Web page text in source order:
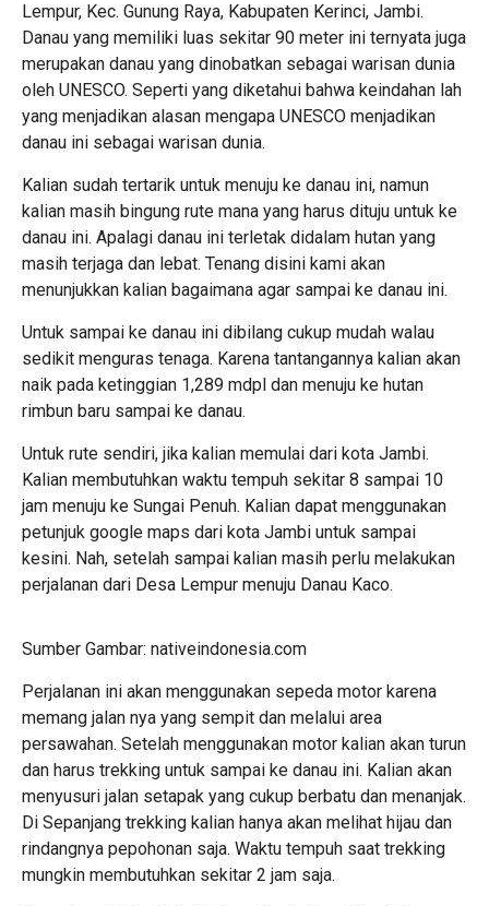
Lempur, Kec. Gunung Raya, Kabupaten Kerinci, Jambi.
Danau yang memiliki luas sekitar 90 meter ini ternyata juga
merupakan danau yang dinobatkan sebagai warisan dunia
oleh UNESCO. Seperti yang diketahui bahwa keindahan lah
yang menjadikan alasan mengapa UNESCO menjadikan
danau ini sebagai warisan dunia.
Kalian sudah tertarik untuk menuju ke danau ini, namun
kalian masih bingung rute mana yang harus dituju untuk ke
danau ini. Apalagi danau ini terletak didalam hutan yang
masih terjaga dan lebat. Tenang disini kami akan
menunjukkan kalian bagaimana agar sampai ke danau ini.
Untuk sampai ke danau ini dibilang cukup mudah walau
sedikit menguras tenaga. Karena tantangannya kalian akan
naik pada ketinggian 1,289 mdpl dan menuju ke hutan
rimbun baru sampai ke danau.
Untuk rute sendiri, jika kalian memulai dari kota Jambi.
Kalian membutuhkan waktu tempuh sekitar 8 sampai 10
jam menuju ke Sungai Penuh. Kalian dapat menggunakan
petunjuk google maps dari kota Jambi untuk sampai
kesini. Nah, setelah sampai kalian masih perlu melakukan
perjalanan dari Desa Lempur menuju Danau Kaco.
Sumber Gambar: nativeindonesia.com
Perjalanan ini akan menggunakan sepeda motor karena
memang jalan nya yang sempit dan melalui area
persawahan. Setelah menggunakan motor kalian akan turun
dan harus trekking untuk sampai ke danau ini. Kalian akan
menyusuri jalan setapak yang cukup berbatu dan menanjak.
Di Sepanjang trekking kalian hanya akan melihat hijau dan
rindangnya pepohonan saja. Waktu tempuh saat trekking
mungkin membutuhkan sekitar 2 jam saja.